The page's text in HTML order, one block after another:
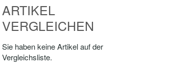
ARTIKEL
VERGLEICHEN
Sie haben keine Artikel auf der
Vergleichsliste.